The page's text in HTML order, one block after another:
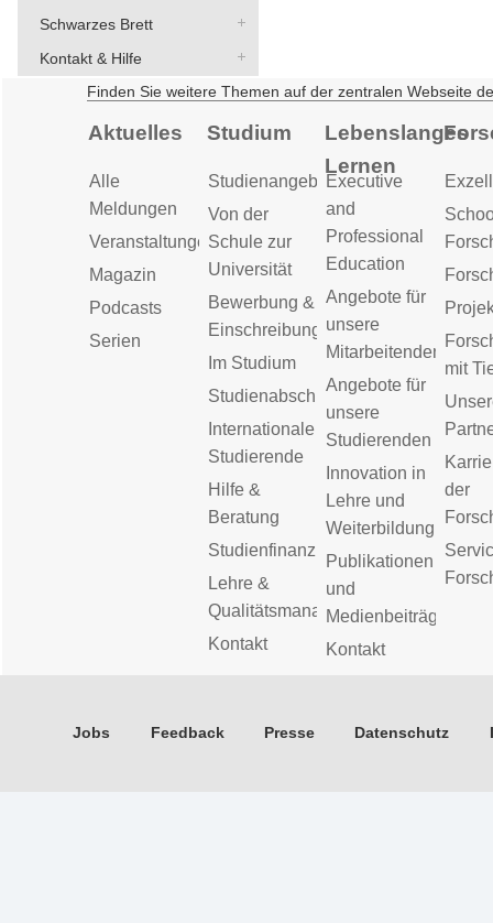
Schwarzes Brett
Kontakt & Hilfe
Finden Sie weitere Themen auf der zentralen Webseite
Aktuelles
Alle
Meldungen
Veranstaltungen
Magazin
Podcasts
Serien
Studium
Studienangebot
Von der
Schule zur
Universität
Bewerbung &
Einschreibung
Im Studium
Studienabschluss
Internationale
Studierende
Hilfe &
Beratung
Studienfinanzierung
Lehre &
Qualitätsmanagement
Kontakt
Lebenslanges
Lernen
Executive
and
Professional
Education
Angebote für
unsere
Mitarbeitenden
Angebote für
unsere
Studierenden
Innovation in
Lehre und
Weiterbildung
Publikationen
und
Medienbeiträge
Kontakt
mit
der
Jobs Feedback Presse Datenschutz